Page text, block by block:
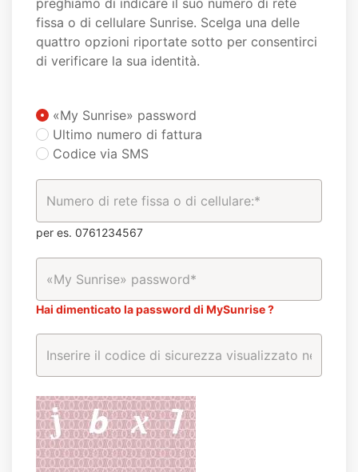
preghiamo di indicare il suo numero di rete
fissa o di cellulare Sunrise. Scelga una delle
quattro opzioni riportate sotto per consentirci
di verificare la sua identità.
«My Sunrise» password
Ultimo numero di fattura
Codice via SMS
per es. 0761234567
Hai dimenticato la password di MySunrise ?